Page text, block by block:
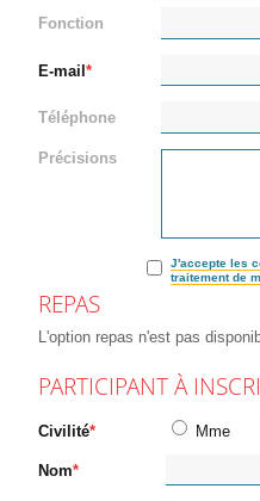
Fonction
E-mail
Téléphone
Précisions
J'accepte les
traitement de
REPAS
L'option repas n'est pas
PARTICIPANT À
Civilité Mme
Nom